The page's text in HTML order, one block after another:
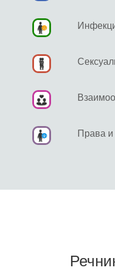
Права и